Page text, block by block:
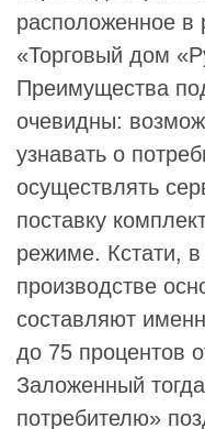
расположенное в
«Торговый дом
Преимущества
очевидны:
узнавать о
осуществлять
поставку
режиме. Кстати,
производстве
составляют
до 75 процентов
Заложенный
потребителю»